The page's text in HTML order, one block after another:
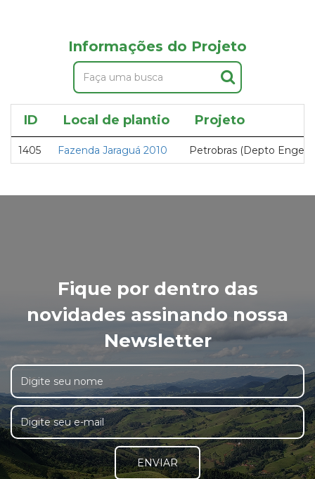
Informações do Projeto
ID Local de plantio Projeto
1405 Fazenda Jaraguá 2010 Petrobras (Depto
Fique por dentro das
novidades assinando nossa
Newsletter
ENVIAR